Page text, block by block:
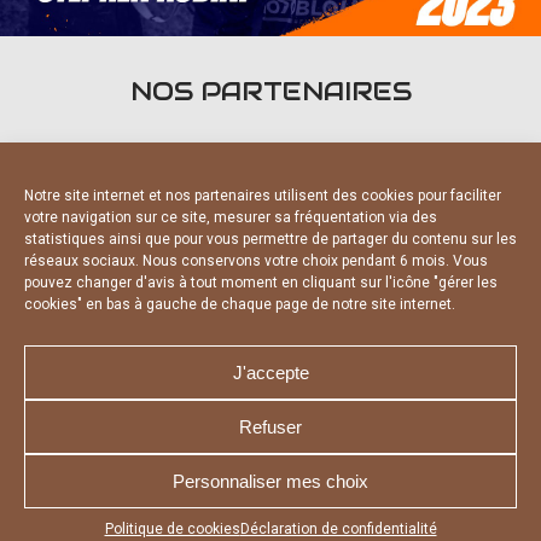
Notre site internet et nos partenaires utilisent des cookies pour faciliter
votre navigation sur ce site, mesurer sa fréquentation via des
statistiques ainsi que pour vous permettre de partager du contenu sur les
réseaux sociaux. Nous conservons votre choix pendant 6 mois. Vous
pouvez changer d'avis à tout moment en cliquant sur l'icône "gérer les
cookies" en bas à gauche de chaque page de notre site internet.
J'accepte
Refuser
Personnaliser mes choix
Politique de cookies Déclaration de confidentialité
Appuyez sur le bouton partager en bas de votre
NOS PARTENAIRES
PARTENAIRES OFFICIELS
NOUS CONTACTER
MENTIONS LÉGALES
CHARTE DE CONFIDENTIALITÉ
DÉCLARATION DE CONFIDENTIALITÉ
RÉALISÉ PAR L’AGENCE WEB A3 WEB